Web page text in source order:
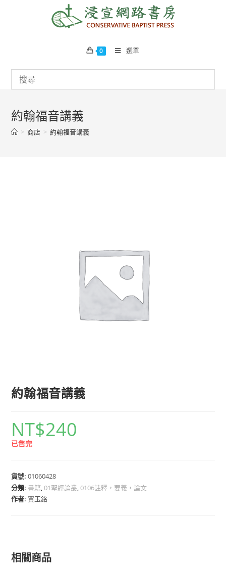
0 選單
約翰福音講義
> 商店 > 約翰福音講義
約翰福音講義
NT$240
已售完
貨號:01060428
分類: 書籍,01聖經論叢,0106註釋，要義，論文
作者:賈玉銘
相關商品